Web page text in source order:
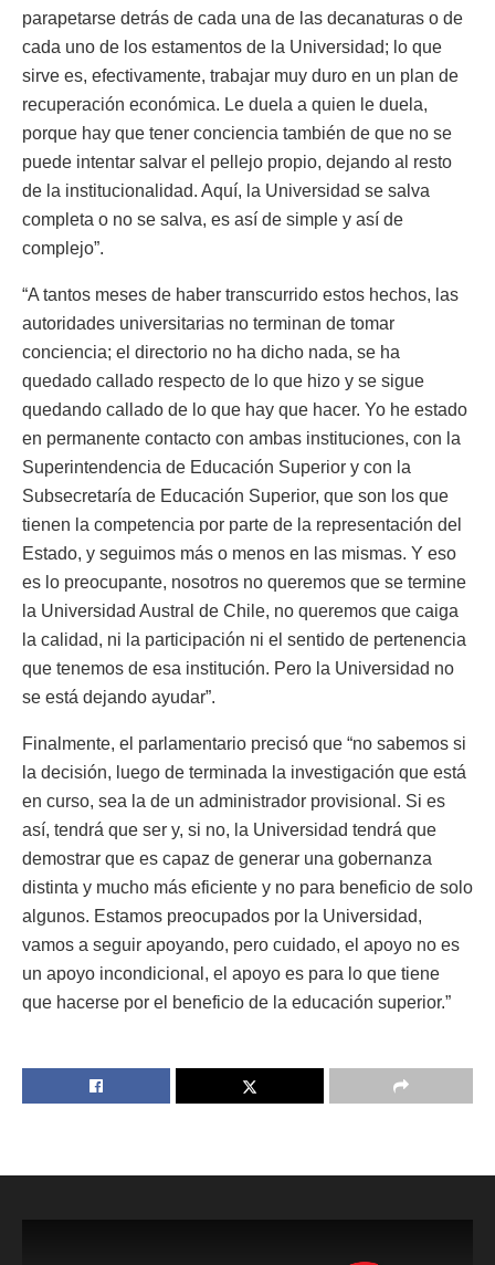
parapetarse detrás de cada una de las decanaturas o de
cada uno de los estamentos de la Universidad; lo que
sirve es, efectivamente, trabajar muy duro en un plan de
recuperación económica. Le duela a quien le duela,
porque hay que tener conciencia también de que no se
puede intentar salvar el pellejo propio, dejando al resto
de la institucionalidad. Aquí, la Universidad se salva
completa o no se salva, es así de simple y así de
complejo”.
“A tantos meses de haber transcurrido estos hechos, las
autoridades universitarias no terminan de tomar
conciencia; el directorio no ha dicho nada, se ha
quedado callado respecto de lo que hizo y se sigue
quedando callado de lo que hay que hacer. Yo he estado
en permanente contacto con ambas instituciones, con la
Superintendencia de Educación Superior y con la
Subsecretaría de Educación Superior, que son los que
tienen la competencia por parte de la representación del
Estado, y seguimos más o menos en las mismas. Y eso
es lo preocupante, nosotros no queremos que se termine
la Universidad Austral de Chile, no queremos que caiga
la calidad, ni la participación ni el sentido de pertenencia
que tenemos de esa institución. Pero la Universidad no
se está dejando ayudar”.
Finalmente, el parlamentario precisó que “no sabemos si
la decisión, luego de terminada la investigación que está
en curso, sea la de un administrador provisional. Si es
así, tendrá que ser y, si no, la Universidad tendrá que
demostrar que es capaz de generar una gobernanza
distinta y mucho más eficiente y no para beneficio de solo
algunos. Estamos preocupados por la Universidad,
vamos a seguir apoyando, pero cuidado, el apoyo no es
un apoyo incondicional, el apoyo es para lo que tiene
que hacerse por el beneficio de la educación superior.”